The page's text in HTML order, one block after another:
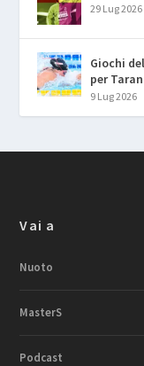
29 Lug 2026
Giochi
per
9 Lug 2026
Vai a
Nuoto
MasterS
Podcast